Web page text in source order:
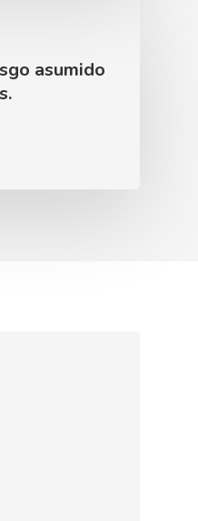
asumido